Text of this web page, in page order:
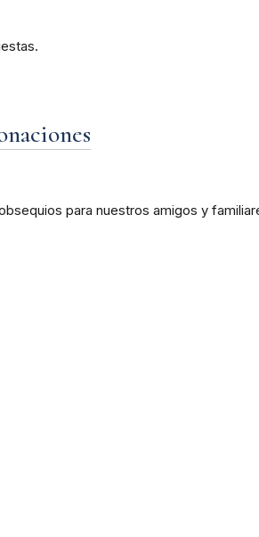
para nuestros amigos y